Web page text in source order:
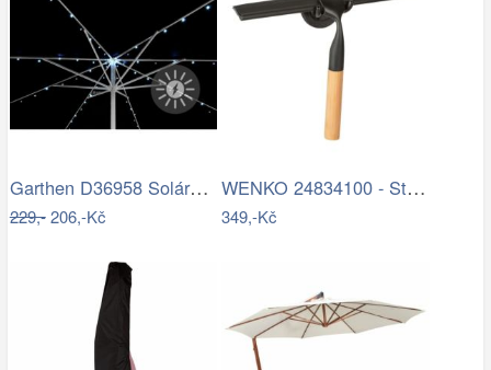
Garthen D36958 Solární blikající řetěz…
229,-206,-Kč
WENKO 24834100 - Stěrka BAMBUSa 24,5x17…
349,-Kč